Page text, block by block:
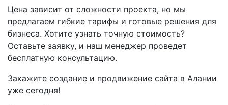
Цена зависит от сложности проекта, но мы
предлагаем гибкие тарифы и готовые решения для
бизнеса. Хотите узнать точную стоимость?
Оставьте заявку, и наш менеджер проведет
бесплатную консультацию.
Закажите создание и продвижение сайта в Алании
уже сегодня!